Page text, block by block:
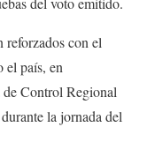
reforzados con el
el país, en
Control Regional
la jornada del